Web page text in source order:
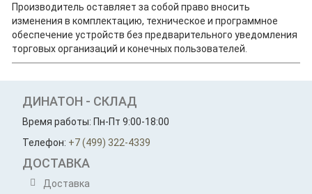
Производитель оставляет за собой право вносить
изменения в комплектацию, техническое и программное
обеспечение устройств без предварительного уведомления
торговых организаций и конечных пользователей.
ДИНАТОН - СКЛАД
Время работы: Пн-Пт 9:00-18:00
Телефон: +7 (499) 322-4339
ДОСТАВКА
Доставка